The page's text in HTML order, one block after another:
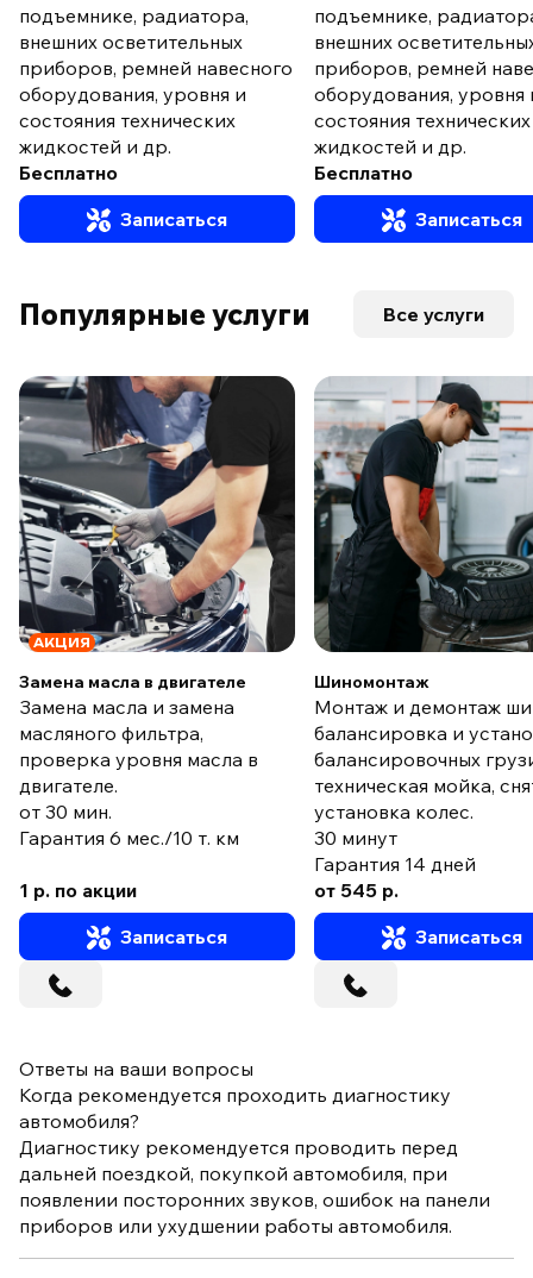
подъемнике, радиатора,
внешних осветительных
приборов, ремней навесного
оборудования, уровня и
состояния технических
жидкостей и др.
Бесплатно
Записаться
подъемнике,
внешних
приборов, ремней
оборудования, уровня
состояния технических
жидкостей и др.
Бесплатно
Записаться
Популярные услуги Все услуги
АКЦИЯ
Замена масла в двигателе
Замена масла и замена
масляного фильтра,
проверка уровня масла в
двигателе.
от 30 мин.
Гарантия 6 мес./10 т. км
1 р. по акции
Записаться
Шиномонтаж
Монтаж и демонтаж
балансировка и
балансировочных
техническая мойка,
установка колес.
30 минут
Гарантия 14 дней
от 545 р.
Записаться
Ответы на ваши вопросы
Когда рекомендуется проходить диагностику
автомобиля?
Диагностику рекомендуется проводить перед
дальней поездкой, покупкой автомобиля, при
появлении посторонних звуков, ошибок на панели
приборов или ухудшении работы автомобиля.